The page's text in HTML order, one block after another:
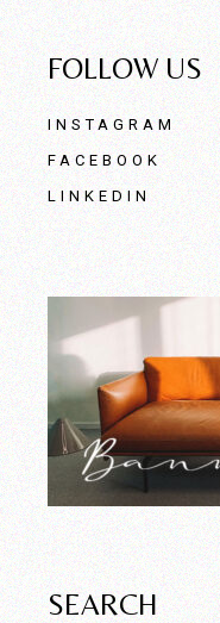
FOLLOW US
INSTAGRAM
FACEBOOK
LINKEDIN
SEARCH